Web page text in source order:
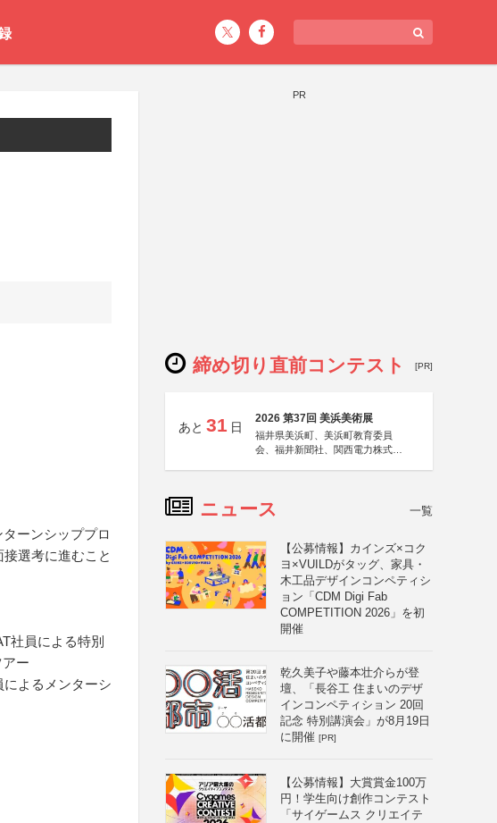
ーンシッププロ
選考に進むこと
社員による特別
ー
よるメンターシ
PR
締め切り直前コンテスト [PR]
あと 31 日
2026 第37回 美浜美術展
福井県美浜町、美浜町教育委員
会、福井新聞社、関西電力株式会
ニュース 一覧
【公募情報】カインズ×コク
ヨ×VUILDがタッグ、家具・
木工品デザインコンペティシ
ョン「CDM Digi Fab
COMPETITION 2026」を初
開催
乾久美子や藤本壮介らが登
壇、「長谷工 住まいのデザ
インコンペティション 20回
記念 特別講演会」が8月19日
に開催 [PR]
【公募情報】大賞賞金100万
円！学生向け創作コンテスト
「サイゲームス クリエイテ